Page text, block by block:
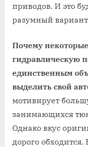
приводов. И это
разумный вариант
Почему
гидравлическую
единственным
выделить свой
мотивирует
занимающихся
Однако вкус
дорого